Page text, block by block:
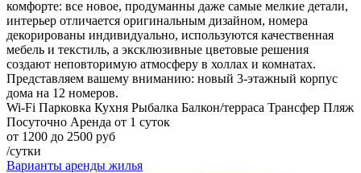
комфорте: все новое, продуманны даже самые мелкие детали,
интерьер отличается оригинальным дизайном, номера
декорированы индивидуально, используются качественная
мебель и текстиль, а эксклюзивные цветовые решения
создают неповторимую атмосферу в холлах и комнатах.
Представляем вашему вниманию: новый 3-этажный корпус
дома на 12 номеров.
Wi-Fi Парковка Кухня Рыбалка Балкон/терраса Трансфер Пляж
Посуточно Аренда от 1 суток
от 1200 до 2500 руб
/сутки
Варианты аренды жилья